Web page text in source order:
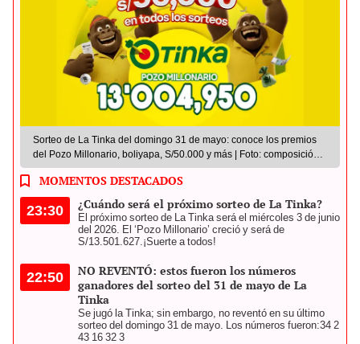
Sorteo de La Tinka del domingo 31 de mayo: conoce los premios
del Pozo Millonario, boliyapa, S/50.000 y más | Foto: composición
LR
MOMENTOS DESTACADOS
23:30 ¿Cuándo será el próximo sorteo de La Tinka?
El próximo sorteo de La Tinka será el miércoles 3 de junio
del 2026. El ‘Pozo Millonario’ creció y será de
S/13.501.627. ¡Suerte a todos!
22:50
NO REVENTÓ: estos fueron los números
ganadores del sorteo del 31 de mayo de La
Tinka
Se jugó la Tinka; sin embargo, no reventó en su último
sorteo del domingo 31 de mayo. Los números fueron:34 2
43 16 32 3